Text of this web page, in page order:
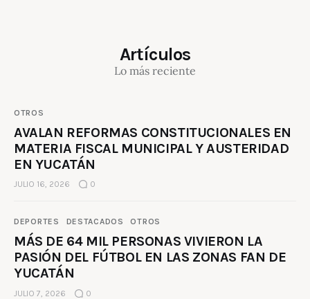
Artículos
Lo más reciente
OTROS
AVALAN REFORMAS CONSTITUCIONALES EN
MATERIA FISCAL MUNICIPAL Y AUSTERIDAD
EN YUCATÁN
JULIO 16, 2026 0
DEPORTES DESTACADOS OTROS
MÁS DE 64 MIL PERSONAS VIVIERON LA
PASIÓN DEL FÚTBOL EN LAS ZONAS FAN DE
YUCATÁN
JULIO 7, 2026 0